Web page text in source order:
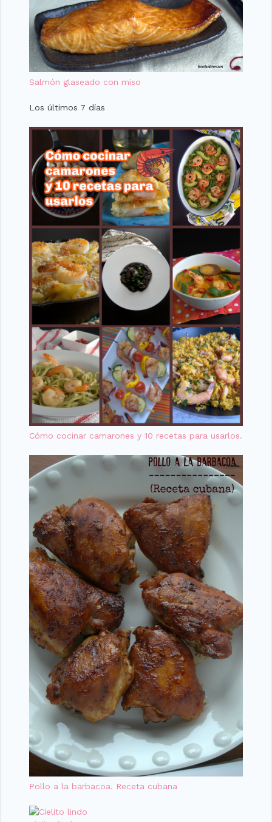
Salmón glaseado con miso
Los últimos 7 días
Cómo cocinar camarones y 10 recetas para usarlos.
Pollo a la barbacoa. Receta cubana